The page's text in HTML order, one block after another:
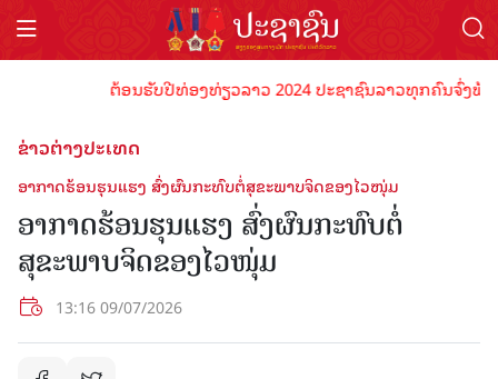
ຕ້ອນຮັບປີທ່ອງທ່ຽວລາວ 2024 ປະຊາຊົນລາວທຸກຄົນຈົ່ງພ້ອ
ຂ່າວຕ່າງປະເທດ
ອາກາດຮ້ອນຮຸນແຮງ ສົ່ງຜົນກະທົບຕໍ່ສຸຂະພາບຈິດຂອງໄວໜຸ່ມ
ອາກາດຮ້ອນຮຸນແຮງ ສົ່ງຜົນກະທົບຕໍ່
ສຸຂະພາບຈິດຂອງໄວໜຸ່ມ
13:16 09/07/2026